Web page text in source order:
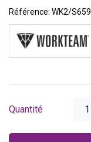
Référence: WK2/
Quantité